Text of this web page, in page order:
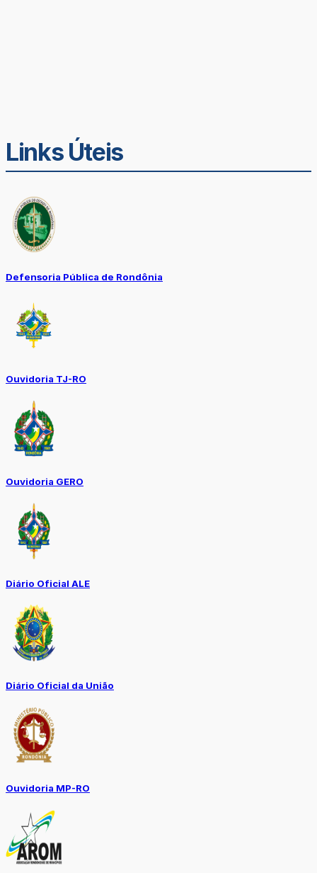
Links Úteis
Defensoria Pública de Rondônia
Ouvidoria TJ-RO
Ouvidoria GERO
Diário Oficial ALE
Diário Oficial da União
Ouvidoria MP-RO